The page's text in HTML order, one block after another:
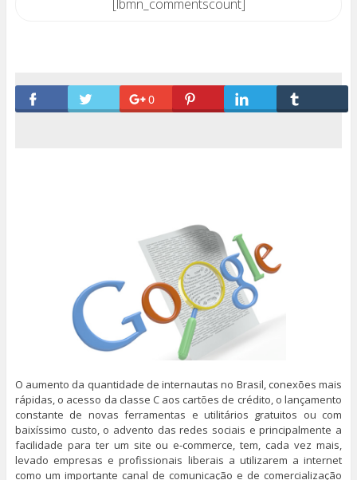
[lbmn_commentscount]
0
O aumento da quantidade de internautas no Brasil, conexões mais
rápidas, o acesso da classe C aos cartões de crédito, o lançamento
constante de novas ferramentas e utilitários gratuitos ou com
baixíssimo custo, o advento das redes sociais e principalmente a
facilidade para ter um site ou e-commerce, tem, cada vez mais,
levado empresas e profissionais liberais a utilizarem a internet
como um importante canal de comunicação e de comercialização